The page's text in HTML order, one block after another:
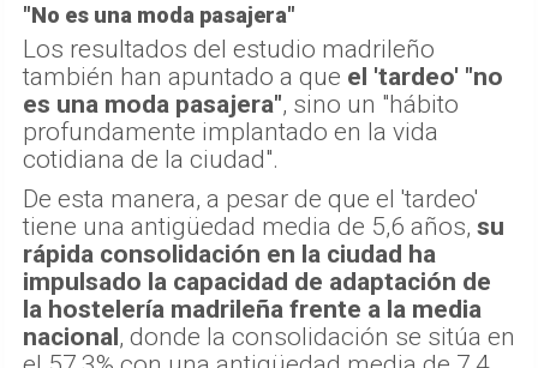
"No es una moda pasajera"
Los resultados del estudio madrileño
también han apuntado a que el 'tardeo' "no
es una moda pasajera", sino un "hábito
profundamente implantado en la vida
cotidiana de la ciudad".
De esta manera, a pesar de que el 'tardeo'
tiene una antigüedad media de 5,6 años, su
rápida consolidación en la ciudad ha
impulsado la capacidad de adaptación de
la hostelería madrileña frente a la media
nacional, donde la consolidación se sitúa en